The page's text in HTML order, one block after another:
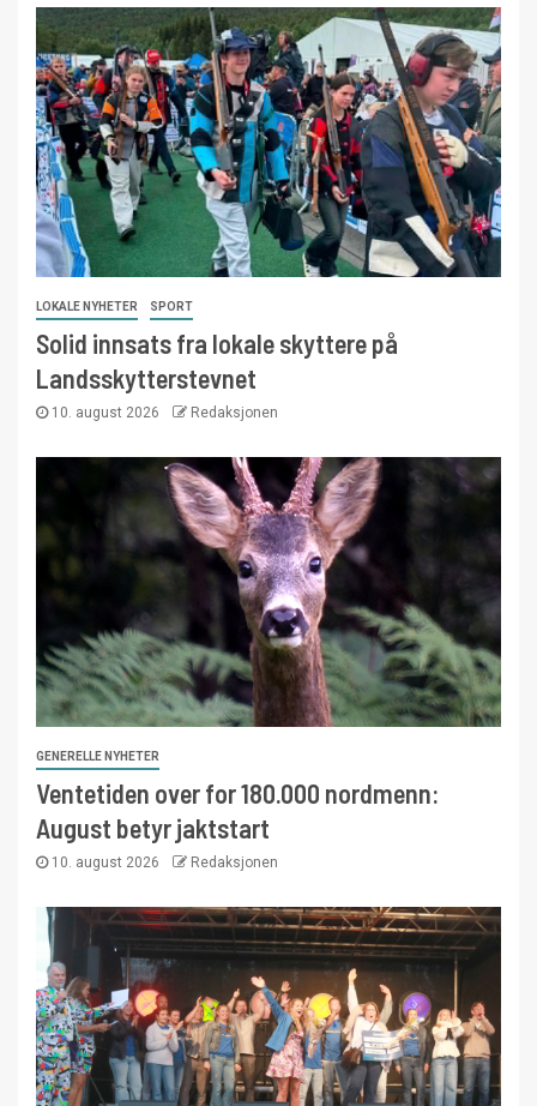
LOKALE NYHETER SPORT
Solid innsats fra lokale skyttere på
Landsskytterstevnet
10. august 2026 Redaksjonen
GENERELLE NYHETER
Ventetiden over for 180.000 nordmenn:
August betyr jaktstart
10. august 2026 Redaksjonen